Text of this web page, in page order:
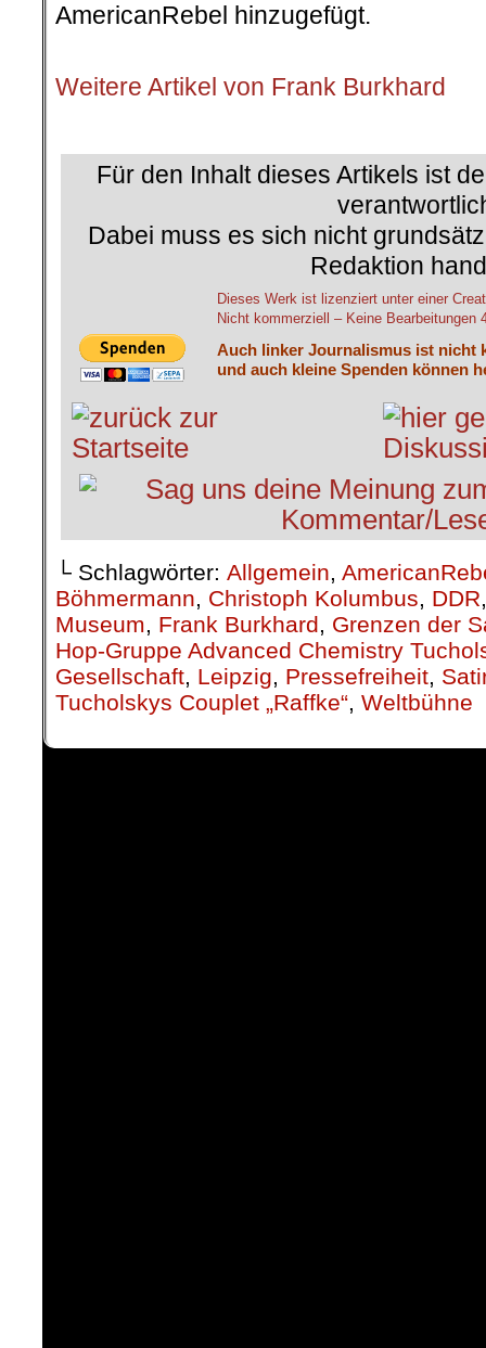
AmericanRebel hinzugefügt.
Weitere Artikel von Frank Burkhard
Für den Inhalt dieses Artikels ist
Dabei muss es sich nicht
Redaktion
Dieses Werk ist lizenziert unter einer
Nicht kommerziell – Keine Bearbeitungen
Auch linker Journalismus ist nicht
und auch kleine Spenden können
└ Schlagwörter: Allgemein,
Böhmermann, Christoph Kolumbus, DDR
Museum, Frank Burkhard, Grenzen der
Hop-Gruppe Advanced Chemistry
Gesellschaft, Leipzig, Pressefreiheit,
Tucholskys Couplet „Raffke“, Weltbühne